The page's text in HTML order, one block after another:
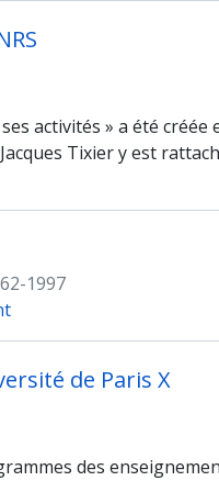
activités » a été
Tixier y est
1997
de Paris X
des